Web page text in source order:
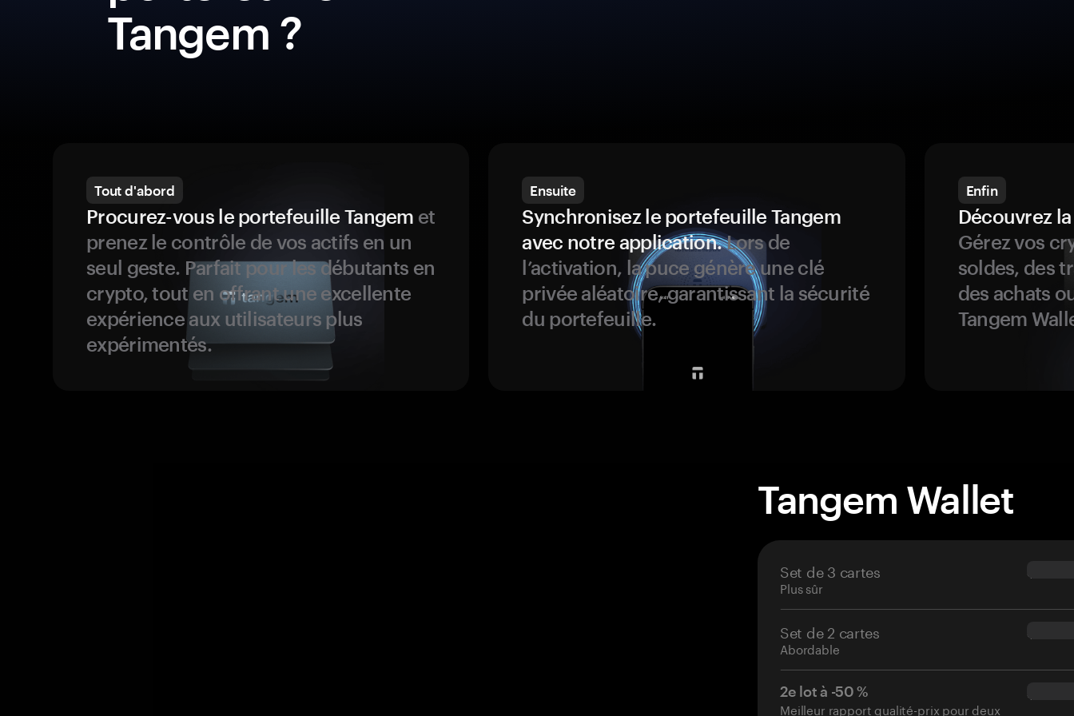
Tangem ?
Tout d'abord
Procurez-vous le portefeuille Tangem et
prenez le contrôle de vos actifs en un
seul geste. Parfait pour les débutants en
crypto, tout en offrant une excellente
expérience aux utilisateurs plus
expérimentés.
Ensuite
Synchronisez le portefeuille Tangem
avec notre application.Lors de
l’activation, la puce génère une clé
privée aléatoire, garantissant la sécurité
du portefeuille.
Enfin
Découvrez
Gérez vos
soldes, des
des achats
Tangem
Tangem Wallet
Set de 3 cartes
Plus sûr
$69.90
Set de 2 cartes
Abordable
$54.90
2e lot à -50 %
Meilleur rapport qualité-prix pour deux
$34.95